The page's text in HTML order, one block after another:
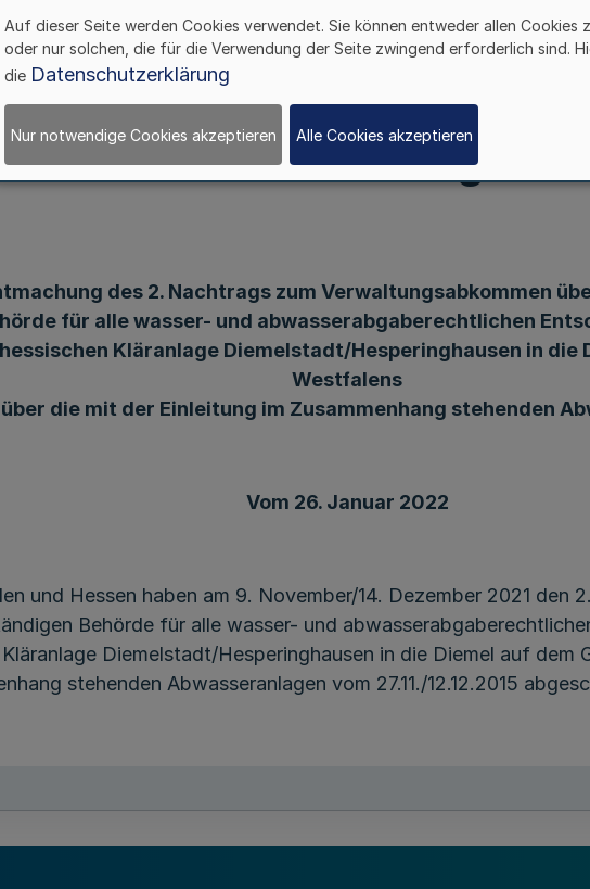
Westfalens und
im Zusammenhang
Abwasseranlagen
des 2. Nachtrags zum Verwaltungsabkommen
für alle wasser- und abwasserabgaberechtlichen
Kläranlage Diemelstadt/Hesperinghausen in die
Westfalens
die mit der Einleitung im Zusammenhang stehenden
Vom 26. Januar 2022
und Hessen haben am 9. November/14. Dezember 2021 den
Behörde für alle wasser- und
Diemelstadt/Hesperinghausen in die Diemel auf
stehenden Abwasseranlagen vom 27.11./12.12.2015
Auf dieser Seite werden Cookies verwendet. Sie können entweder allen Cookies
oder nur solchen, die für die Verwendung der Seite zwingend erforderlich sind.
die Datenschutzerklärung
Nur notwendige Cookies akzeptieren Alle Cookies akzeptieren